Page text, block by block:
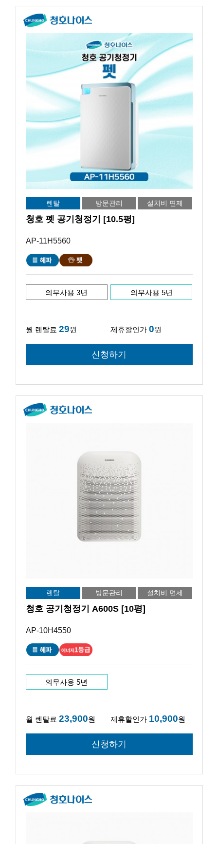
렌탈 방문관리 설치비 면제
청호 펫 공기청정기 [10.5평]
AP-11H5560
의무사용 3년 의무사용 5년
월 렌탈료 29원 제휴할인가0원
렌탈 방문관리 설치비 면제
청호 공기청정기 A600S [10평]
AP-10H4550
의무사용 5년
월 렌탈료 23,900원 제휴할인가 10,900원